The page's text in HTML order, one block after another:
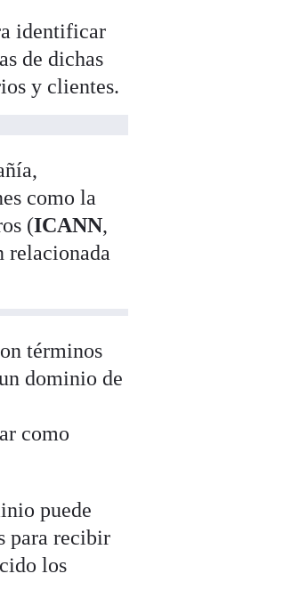
identificar
de dichas
y clientes.
como la
(ICANN,
relacionada
términos
dominio de
como
puede
para recibir
los